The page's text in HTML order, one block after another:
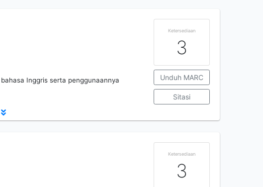
Inggris serta penggunaannya
Ketersediaan
3
Unduh MARC
Sitasi
Ketersediaan
3